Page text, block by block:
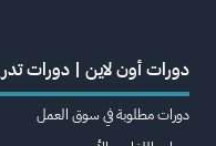
دورات أون لاين | دورات
دورات مطلوبة في سوق العمل